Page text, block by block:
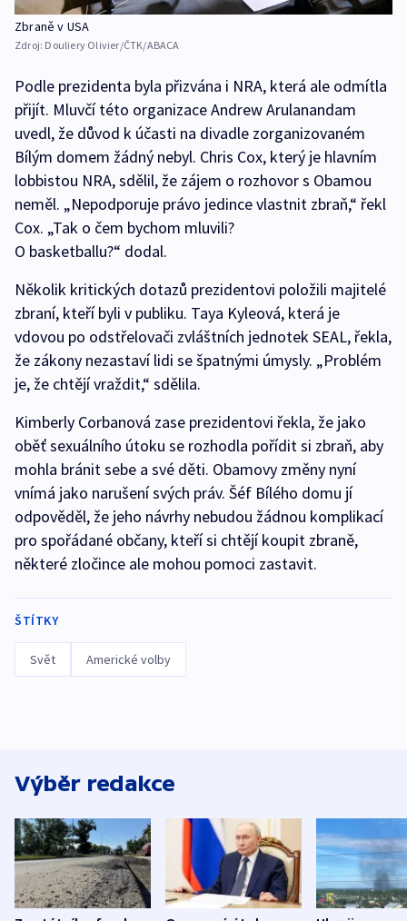
Zbraně v USA
Zdroj: Douliery Olivier/ČTK/ABACA
Podle prezidenta byla přizvána i NRA, která ale odmítla
přijít. Mluvčí této organizace Andrew Arulanandam
uvedl, že důvod k účasti na divadle zorganizovaném
Bílým domem žádný nebyl. Chris Cox, který je hlavním
lobbistou NRA, sdělil, že zájem o rozhovor s Obamou
neměl. „Nepodporuje právo jedince vlastnit zbraň,“ řekl
Cox. „Tak o čem bychom mluvili?
O basketballu?“ dodal.
Několik kritických dotazů prezidentovi položili majitelé
zbraní, kteří byli v publiku. Taya Kyleová, která je
vdovou po odstřelovači zvláštních jednotek SEAL, řekla,
že zákony nezastaví lidi se špatnými úmysly. „Problém
je, že chtějí vraždit,“ sdělila.
Kimberly Corbanová zase prezidentovi řekla, že jako
oběť sexuálního útoku se rozhodla pořídit si zbraň, aby
mohla bránit sebe a své děti. Obamovy změny nyní
vnímá jako narušení svých práv. Šéf Bílého domu jí
odpověděl, že jeho návrhy nebudou žádnou komplikací
pro spořádané občany, kteří si chtějí koupit zbraně,
některé zločince ale mohou pomoci zastavit.
ŠTÍTKY
Svět Americké volby
Výběr redakce